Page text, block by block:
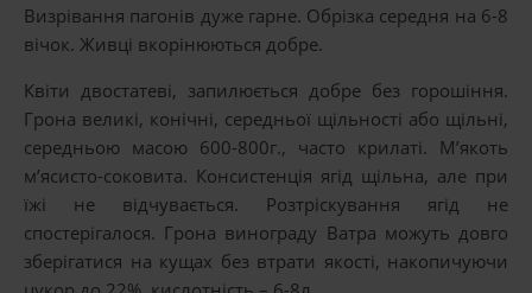
Визрівання пагонів дуже гарне. Обрізка середня на 6-8
вічок. Живці вкорінюються добре.
Квіти двостатеві, запилюється добре без горошіння.
Грона великі, конічні, середньої щільності або щільні,
середньою масою 600-800г., часто крилаті. М’якоть
м’ясисто-соковита. Консистенція ягід щільна, але при
їжі не відчувається. Розтріскування ягід не
спостерігалося. Грона винограду Ватра можуть довго
зберігатися на кущах без втрати якості, накопичуючи